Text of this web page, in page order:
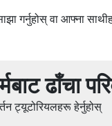
गर्नुहोस् वा आफ्ना
ढाँचा
ट्यूटोरियलहरू हेर्नुहोस्